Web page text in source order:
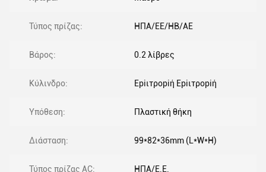
Τύπος πρίζας: ΗΠΑ/ΕΕ/ΗΒ/ΑΕ
Βάρος: 0.2 λίβρες
Κύλινδρο: Εpiιτροpiή Εpiιτροpiή
Υπόθεση: Πλαστική θήκη
Διάσταση: 99*82*36mm (L*W*H)
Τύπος πρίζας AC: ΗΠΑ/Ε.Ε.